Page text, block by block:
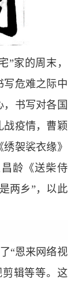
”家的周末，
写危难之际中
书写对各国
战疫情，曹颖
袈裟衣缘》
龄《送柴侍
两乡”，以此
“恩来网络视
辑等等。这